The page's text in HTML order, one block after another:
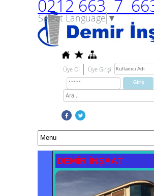
0212 663 7
Select Language▼
Üye Ol Üye Girişi
DEMİR İNŞAAT